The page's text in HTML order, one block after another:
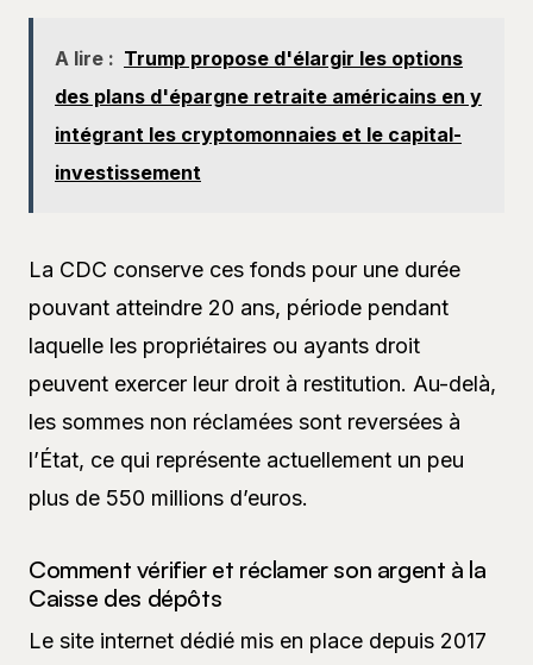
A lire : Trump propose d'élargir les options
des plans d'épargne retraite américains en y
intégrant les cryptomonnaies et le capital-
investissement
La CDC conserve ces fonds pour une durée
pouvant atteindre 20 ans, période pendant
laquelle les propriétaires ou ayants droit
peuvent exercer leur droit à restitution. Au-delà,
les sommes non réclamées sont reversées à
l’État, ce qui représente actuellement un peu
plus de 550 millions d’euros.
Comment vérifier et réclamer son argent à la
Caisse des dépôts
Le site internet dédié mis en place depuis 2017